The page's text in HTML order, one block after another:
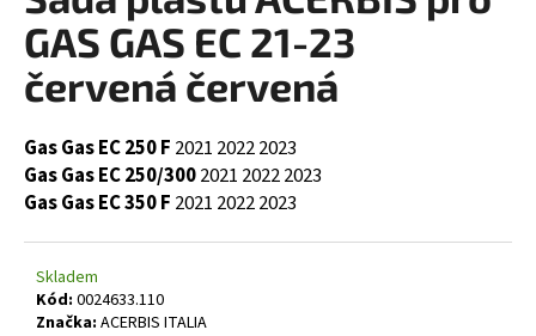
0,0
z
5
hvězdiček.
GAS GAS EC 21-23
červená červená
Gas Gas EC 250 F 2021 20222023
Gas Gas EC 250/3002021 20222023
Gas Gas EC 350 F 2021 20222023
Skladem
Kód: 0024633.110
Značka: ACERBIS ITALIA
a
j
í
?